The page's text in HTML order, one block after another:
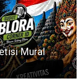
Mural